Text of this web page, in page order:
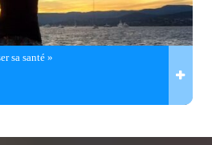
sa santé »